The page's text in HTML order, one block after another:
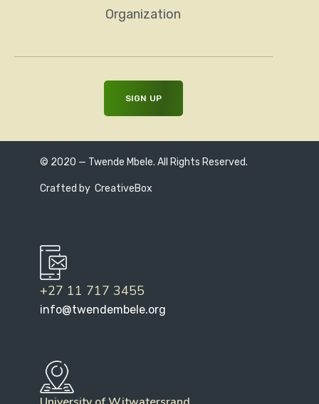
Organization
© 2020 — Twende Mbele. All Rights Reserved.
Crafted by CreativeBox
+27 11 717 3455
info@twendembele.org